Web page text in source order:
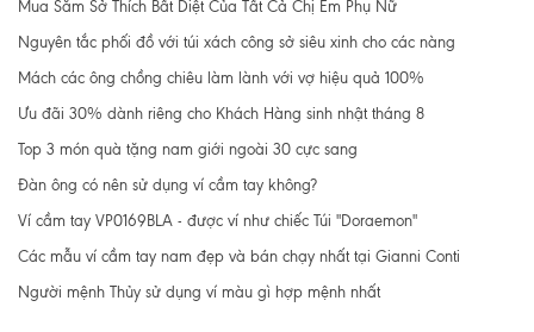
Mua Sắm Sở Thích Bất Diệt Của Tất Cả Chị Em Phụ Nữ
Nguyên tắc phối đồ với túi xách công sở siêu xinh cho các nàng
Mách các ông chồng chiêu làm lành với vợ hiệu quả 100%
Ưu đãi 30% dành riêng cho Khách Hàng sinh nhật tháng 8
Top 3 món quà tặng nam giới ngoài 30 cực sang
Đàn ông có nên sử dụng ví cầm tay không?
Ví cầm tay VP0169BLA - được ví như chiếc Túi "Doraemon"
Các mẫu ví cầm tay nam đẹp và bán chạy nhất tại Gianni Conti
Người mệnh Thủy sử dụng ví màu gì hợp mệnh nhất